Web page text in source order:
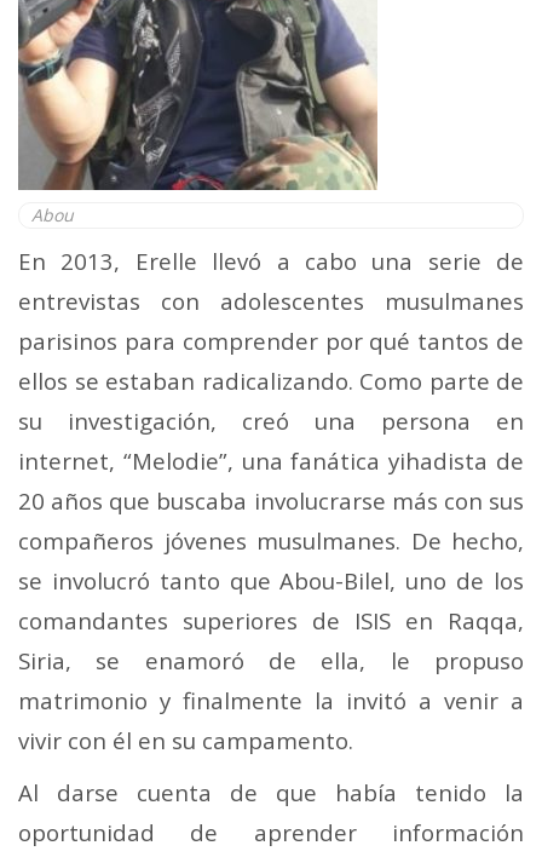
Abou
En 2013, Erelle llevó a cabo una serie de
entrevistas con adolescentes musulmanes
parisinos para comprender por qué tantos de
ellos se estaban radicalizando. Como parte de
su investigación, creó una persona en
internet, “Melodie”, una fanática yihadista de
20 años que buscaba involucrarse más con sus
compañeros jóvenes musulmanes. De hecho,
se involucró tanto que Abou-Bilel, uno de los
comandantes superiores de ISIS en Raqqa,
Siria, se enamoró de ella, le propuso
matrimonio y finalmente la invitó a venir a
vivir con él en su campamento.
Al darse cuenta de que había tenido la
oportunidad de aprender información